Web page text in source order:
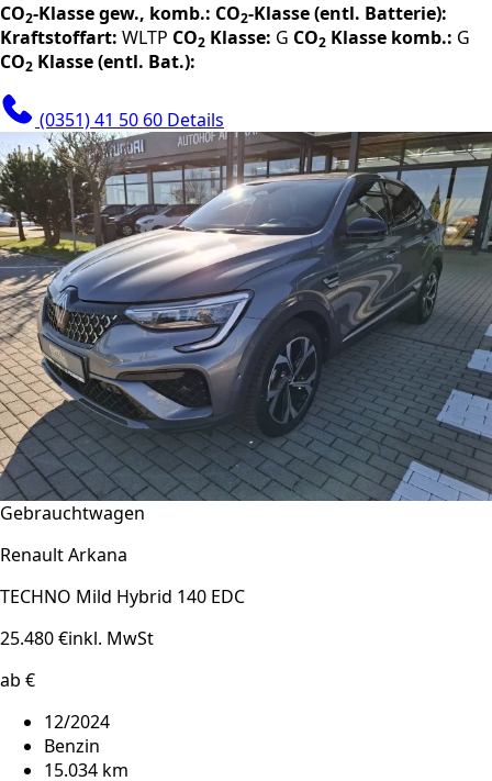
CO2-Klasse gew., komb.: CO2-Klasse (entl. Batterie):
Kraftstoffart: WLTP CO2 Klasse: G CO2 Klasse komb.: G
CO2 Klasse (entl. Bat.):
(0351) 41 50 60 Details
Gebrauchtwagen
Renault Arkana
TECHNO Mild Hybrid 140 EDC
25.480 €inkl. MwSt
ab €
12/2024
Benzin
15.034 km